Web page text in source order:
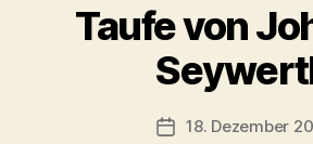
Taufe von
18. Dezember